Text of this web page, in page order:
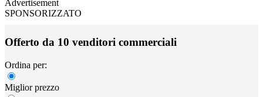
Advertisement
SPONSORIZZATO
Offerto da 10 venditori commerciali
Ordina per:
Miglior prezzo